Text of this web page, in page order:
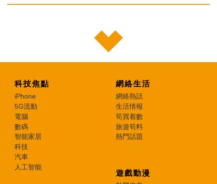
科技焦點
iPhone
5G流動
電腦
數碼
智能家居
科技
汽車
人工智能
網絡生活
網絡熱話
生活情報
筍買着數
旅遊筍料
熱門話題
遊戲動漫